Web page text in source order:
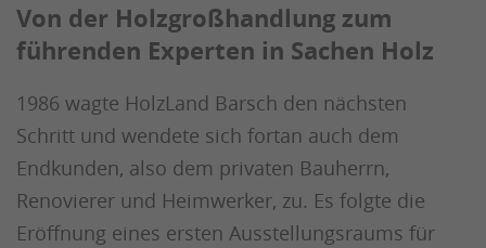
Von der Holzgroßhandlung zum
führenden Experten in Sachen Holz
1986 wagte HolzLand Barsch den nächsten
Schritt und wendete sich fortan auch dem
Endkunden, also dem privaten Bauherrn,
Renovierer und Heimwerker, zu. Es folgte die
Eröffnung eines ersten Ausstellungsraums für